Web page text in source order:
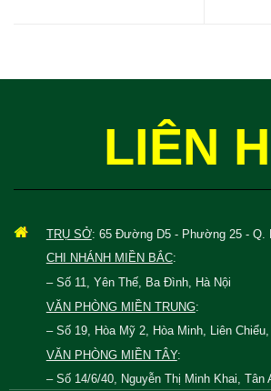
LIÊN
TRỤ SỞ: 65 Đường D5 - Phường 25 - Q.
CHI NHÁNH MIỀN BẮC:
– Số 11, Yên Thế, Ba Đình, Hà Nội
VĂN PHÒNG MIỀN TRUNG:
– Số 19, Hòa Mỹ 2, Hòa Minh, Liên
VĂN PHÒNG MIỀN TÂY:
– Số 14/6/40, Nguyễn Thị Minh Khai, Tân